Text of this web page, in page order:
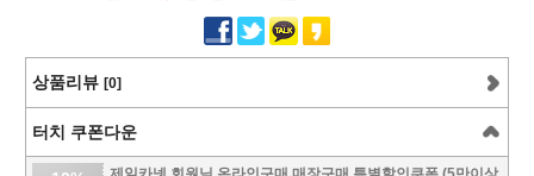
상품리뷰 [0]
터치 쿠폰다운